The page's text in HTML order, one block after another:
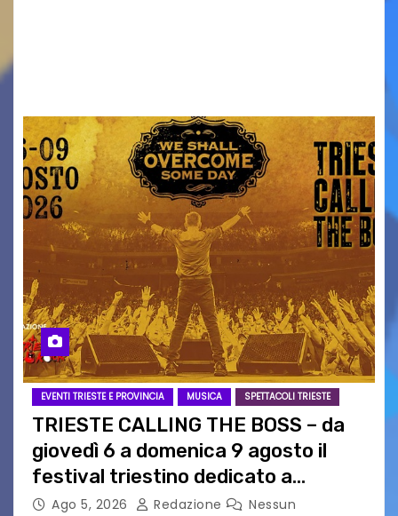
EVENTI TRIESTE E PROVINCIA MUSICA SPETTACOLI TRIESTE
TRIESTE CALLING THE BOSS – da
giovedì 6 a domenica 9 agosto il
festival triestino dedicato a
Springsteen
Ago 5, 2026 Redazione
Nessun